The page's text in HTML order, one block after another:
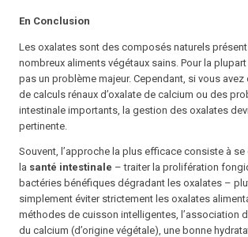
En Conclusion
Les oxalates sont des composés naturels
nombreux aliments végétaux sains. Pour la plupart
pas un problème majeur. Cependant, si vous
de calculs rénaux d’oxalate de calcium ou des
intestinale importants, la gestion des oxalates
pertinente.
Souvent, l’approche la plus efficace consiste à
la santé intestinale – traiter la prolifération
bactéries bénéfiques dégradant les oxalates –
simplement éviter strictement les oxalates
méthodes de cuisson intelligentes, l’association
du calcium (d’origine végétale), une bonne